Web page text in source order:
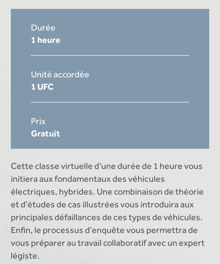
Durée
1 heure
Unité accordée
1 UFC
Prix
Gratuit
Cette classe virtuelle d’une durée de 1 heure vous
initiera aux fondamentaux des véhicules
électriques, hybrides. Une combinaison de théorie
et d’études de cas illustrées vous introduira aux
principales défaillances de ces types de véhicules.
Enfin, le processus d’enquête vous permettra de
vous préparer au travail collaboratif avec un expert
légiste.